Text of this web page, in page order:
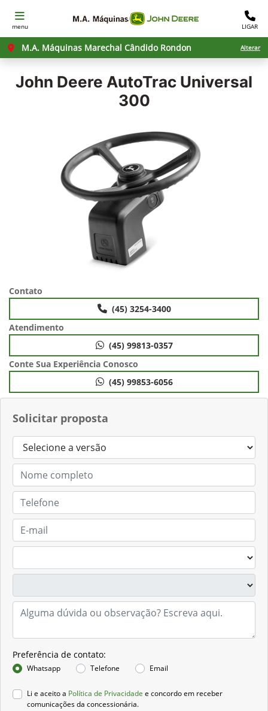
menu LIGAR
M.A. Máquinas Marechal Cândido Rondon Alterar
John Deere AutoTrac Universal
300
Solicitar proposta
Preferência de contato:
Whatsapp Telefone Email
Li e aceito a Política de Privacidade e concordo em receber
comunicações da concessionária.
Contato
(45) 3254-3400
Atendimento
(45) 99813-0357
Conte Sua Experiência Conosco
(45) 99853-6056